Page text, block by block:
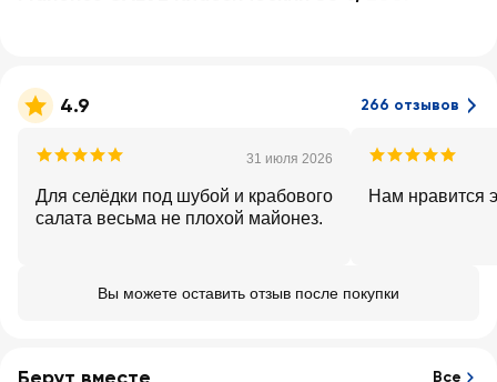
4.9 266 отзывов
31 июля 2026
Для селёдки под шубой и крабового
салата весьма не плохой майонез.
Нам нравится
Вы можете оставить отзыв после покупки
Все